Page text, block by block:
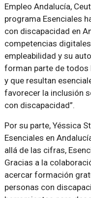
Empleo Andalucía,
programa Esenciales
con discapacidad en
competencias
empleabilidad y su
forman parte de todos
y que resultan
favorecer la inclusión
con discapacidad”.
Por su parte, Yéssica
Esenciales en
allá de las cifras,
Gracias a la
acercar formación
personas con